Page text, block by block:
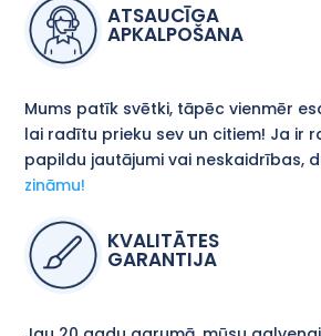
ATSAUCĪGA
APKALPOŠANA
Mums patīk svētki, tāpēc vienmēr
lai radītu prieku sev un citiem! Ja ir
papildu jautājumi vai neskaidrības,
zināmu!
KVALITĀTES
GARANTIJA